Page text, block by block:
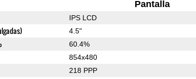
Pantalla
IPS LCD
4.5"
60.4%
854x480
218 PPP